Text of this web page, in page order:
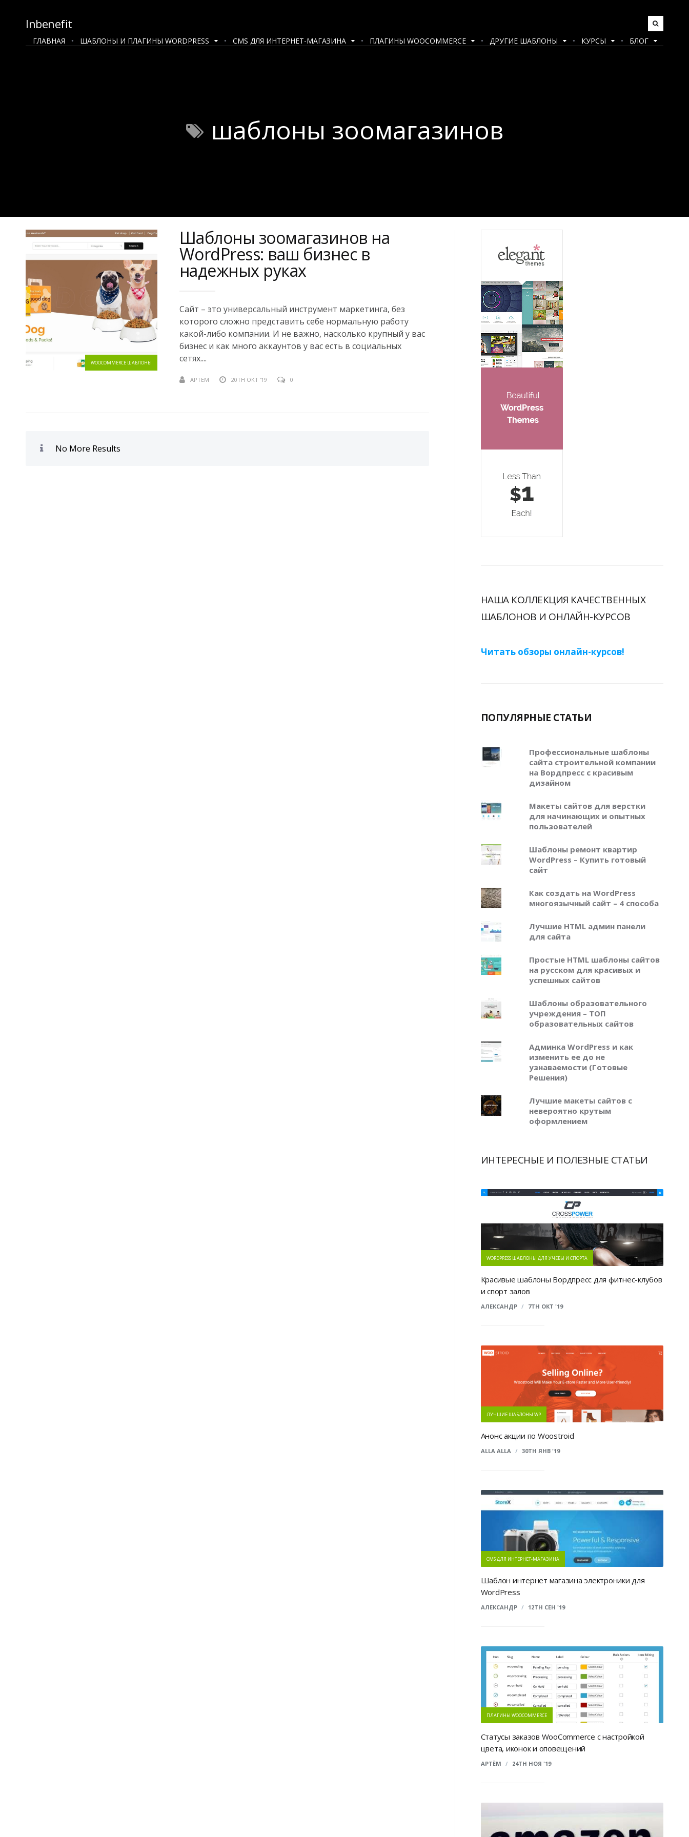
Inbenefit
ГЛАВНАЯ ШАБЛОНЫ И ПЛАГИНЫ WORDPRESS CMS ДЛЯ ИНТЕРНЕТ-МАГАЗИНА ПЛАГИНЫ WOOCOMMERCE ДРУГИЕ ШАБЛОНЫ КУРСЫ БЛОГ
шаблоны зоомагазинов
WOOCOMMERCE ШАБЛОНЫ
Шаблоны зоомагазинов на
WordPress: ваш бизнес в
надежных руках
Сайт – это универсальный инструмент маркетинга, без
которого сложно представить себе нормальную работу
какой-либо компании. И не важно, насколько крупный у вас
бизнес и как много аккаунтов у вас есть в социальных
сетях....
АРТЁМ 20TH ОКТ '19 0
No More Results
НАША КОЛЛЕКЦИЯ КАЧЕСТВЕННЫХ
ШАБЛОНОВ И ОНЛАЙН-КУРСОВ
Читать обзоры онлайн-курсов!
ПОПУЛЯРНЫЕ СТАТЬИ
Профессиональные шаблоны
сайта строительной компании
на Вордпресс с красивым
дизайном
Макеты сайтов для верстки
для начинающих и опытных
пользователей
Шаблоны ремонт квартир
WordPress – Купить готовый
сайт
Как создать на WordPress
многоязычный сайт – 4 способа
Лучшие HTML админ панели
для сайта
Простые HTML шаблоны сайтов
на русском для красивых и
успешных сайтов
Шаблоны образовательного
учреждения – ТОП
образовательных сайтов
Админка WordPress и как
изменить ее до не
узнаваемости (Готовые
Решения)
Лучшие макеты сайтов с
невероятно крутым
оформлением
ИНТЕРЕСНЫЕ И ПОЛЕЗНЫЕ СТАТЬИ
WORDPRESS ШАБЛОНЫ ДЛЯ УЧЕБЫ И СПОРТА
Красивые шаблоны Вордпресс для фитнес-клубов
и спорт залов
АЛЕКСАНДР / 7TH ОКТ '19
ЛУЧШИЕ ШАБЛОНЫ WP
Анонс акции по Woostroid
ALLA ALLA / 30TH ЯНВ '19
CMS ДЛЯ ИНТЕРНЕТ-МАГАЗИНА
Шаблон интернет магазина электроники для
WordPress
АЛЕКСАНДР / 12TH СЕН '19
ПЛАГИНЫ WOOCOMMERCE
Статусы заказов WooCommerce с настройкой
цвета, иконок и оповещений
АРТЁМ / 24TH НОЯ '19